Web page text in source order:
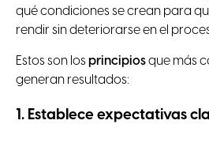
qué condiciones se crean para
rendir sin deteriorarse en el
Estos son los principiosque más
generan resultados:
1. Establece expectativas